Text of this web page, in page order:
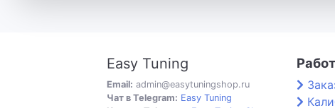
Easy Tuning
Email: admin@easytuningshop.ru
Чат в Telegram: Easy Tuning